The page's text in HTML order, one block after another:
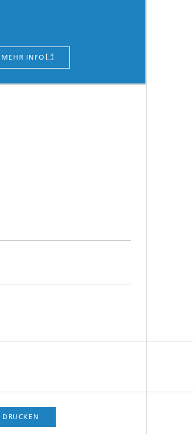
MEHR INFO
DRUCKEN